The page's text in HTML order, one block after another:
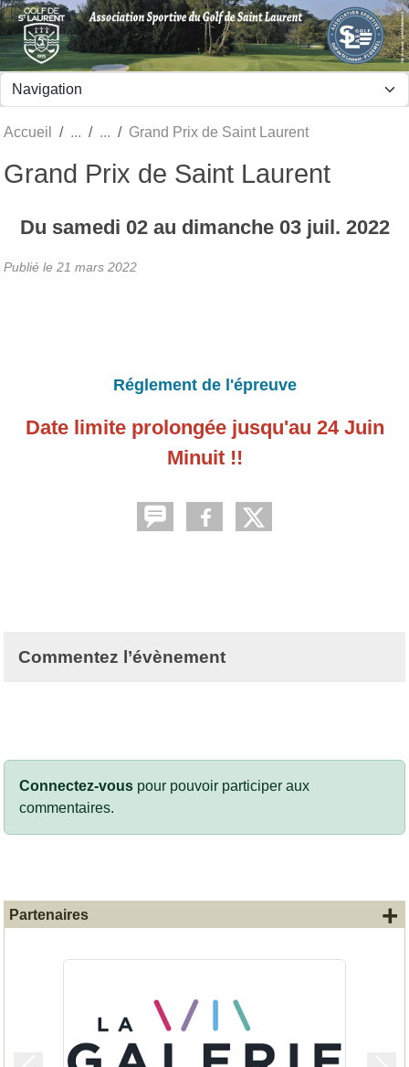
Accueil Grand Prix de Saint Laurent
Grand Prix de Saint Laurent
Du samedi 02au dimanche 03 juil. 2022
Publié le 21 mars 2022
Réglement de l'épreuve
Date limite prolongée jusqu'au 24 Juin
Minuit !!
Commentez l’évènement
Connectez-vous pour pouvoir participer aux
commentaires.
Partenaires +
Panneau de gestion des cookies